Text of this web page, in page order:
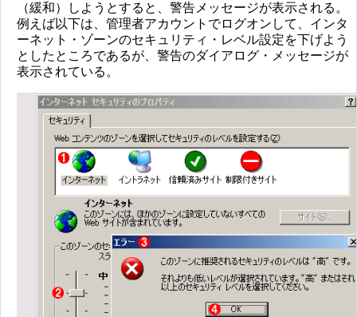
（緩和）しようとすると、警告メッセージが表示される。
例えば以下は、管理者アカウントでログオンして、インタ
ーネット・ゾーンのセキュリティ・レベル設定を下げよう
としたところであるが、警告のダイアログ・メッセージが
表示されている。